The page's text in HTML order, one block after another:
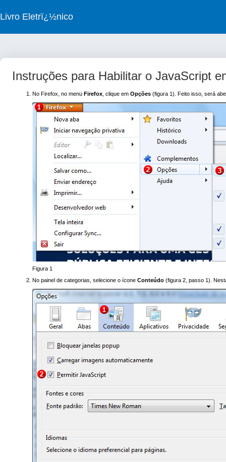
Livro Eletrï¿½nico
Instruções para Habilitar o JavaScript
No Firefox, no menu Firefox , clique em Opções (figura 1). Feito isso, será
Figura 1
No painel de categorias, selecione o ícone Conteúdo (figura 2, passo 1).